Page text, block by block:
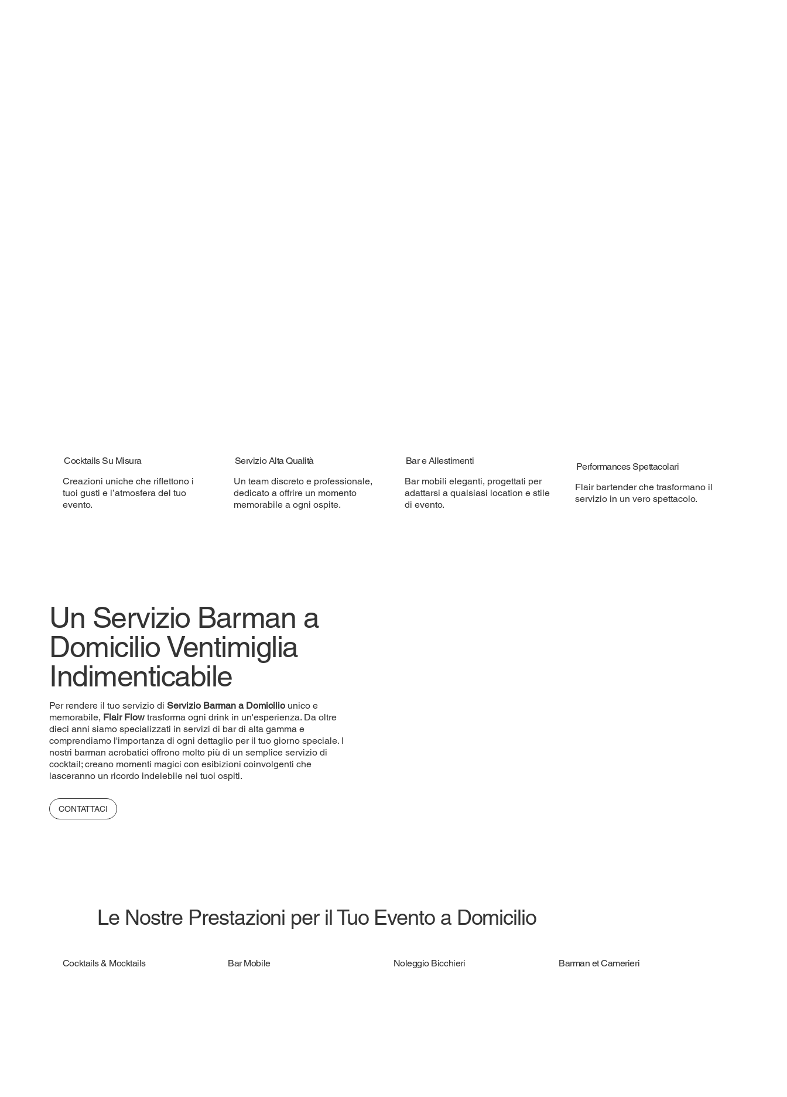
Cocktails Su Misura
Creazioni uniche che riflettono i
tuoi gusti e l’atmosfera del tuo
evento.
Servizio Alta Qualità
Un team discreto e professionale,
dedicato a offrire un momento
memorabile a ogni ospite.
Bar e Allestimenti
Bar mobili eleganti, progettati per
adattarsi a qualsiasi location e stile
di evento.
Performances Spettacolari
Flair bartender che trasformano il
servizio in un vero spettacolo.
Un Servizio Barman a
Domicilio Ventimiglia
Indimenticabile
Per rendere il tuo servizio di Servizio Barman a Domicilio unico e
memorabile, Flair Flow trasforma ogni drink in un'esperienza. Da oltre
dieci anni siamo specializzati in servizi di bar di alta gamma e
comprendiamo l'importanza di ogni dettaglio per il tuo giorno speciale. I
nostri barman acrobatici offrono molto più di un semplice servizio di
cocktail; creano momenti magici con esibizioni coinvolgenti che
lasceranno un ricordo indelebile nei tuoi ospiti.
CONTATTACI
Le Nostre Prestazioni per il Tuo Evento a Domicilio
Cocktails & Mocktails Bar Mobile Noleggio Bicchieri Barman et Camerieri